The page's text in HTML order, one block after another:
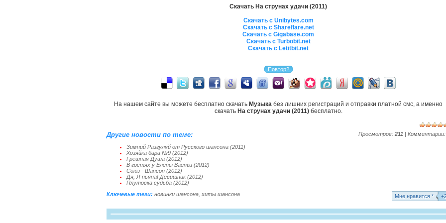
Скачать На струнах удачи (2011)
Скачать с Unibytes.com
Скачать с Shareflare.net
Скачать с Gigabase.com
Скачать с Turbobit.net
Скачать с Letitbit.net
На нашем сайте вы можете бесплатно скачать Музыка без лишних регистраций и отправки платной смс, а именно
скачать На струнах удачи (2011)бесплатно.
Просмотров: 211 | Комментарии:
Другие новости по теме:
Зимний Разгуляй от Русского шансона (2011)
Хозяйка бара №9 (2012)
Грешная Душа (2012)
В гостях у Елены Ваенги (2012)
Союз - Шансон (2012)
Дя, Я пьяна! Девишник (2012)
Плутовка судьба (2012)
Mне нравится *
Ключевые теги: новинки шансона хиты шансона